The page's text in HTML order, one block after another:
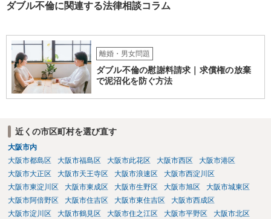
は、法的には別の議論ではありますが、事実上の繋がりがないわけで
負担割合が高くなり、婚約破棄の慰謝料も払う必要が生じるという可
能性もないわけではありません。 ただし、法律上重婚は認められてい
ないので、既婚者同士の婚約が成立するかといわれると、成立しない
と判断される可能性の方が高いと思われます。 ３について 和解をする
際には、清算条項という定めを設けることがほとんどです。 清算条項
を定めることによって、「これをもってお互いに今後一切請求しな
としての回答となります。 詳細なご事情をお伺いすればより適切な回
答ができるかと存じます。 弁護士に相談すべき事案かと存じますの
で、お早めにご相談されることをお勧めいたします。
ダブル不倫に関連する法律相談コラム
離婚・男女問題
ダブル不倫の慰謝料請求｜求償権の放棄
で泥沼化を防ぐ方法
近くの市区町村を選び直す
大阪市内
大阪市都島区
大阪市福島区 大阪市此花区 大阪市西区
大阪市港区
大阪市大正区
大阪市天王寺区 大阪市浪速区
大阪市西淀川区
大阪市東淀川区
大阪市東成区 大阪市生野区 大阪市旭区
大阪市城東区
大阪市阿倍野区
大阪市住吉区 大阪市東住吉区
大阪市西成区
大阪市淀川区
大阪市鶴見区 大阪市住之江区 大阪市平野区
大阪市北区